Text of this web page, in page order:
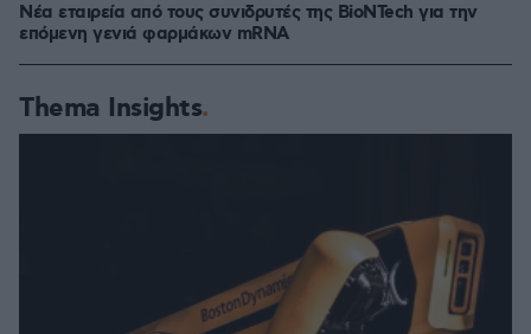
Νέα εταιρεία από τους συνιδρυτές της BioNTech για την
επόμενη γενιά φαρμάκων mRNA
Thema Insights